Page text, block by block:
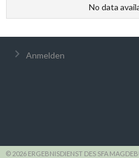
No data
Anmelden
© 2026 ERGEBNISDIENST DES SFA